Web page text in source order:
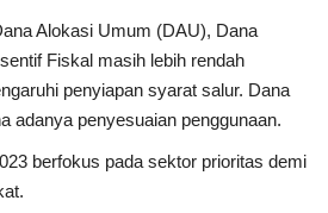
Alokasi Umum (DAU), Dana
Fiskal masih lebih rendah
penyiapan syarat salur.​ Dana
adanya penyesuaian penggunaan.
berfokus pada sektor prioritas demi